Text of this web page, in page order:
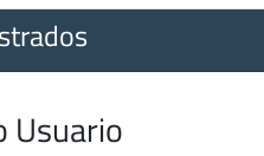
Usuario